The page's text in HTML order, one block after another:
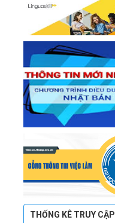
THỐNG KÊ TRUY CẬP